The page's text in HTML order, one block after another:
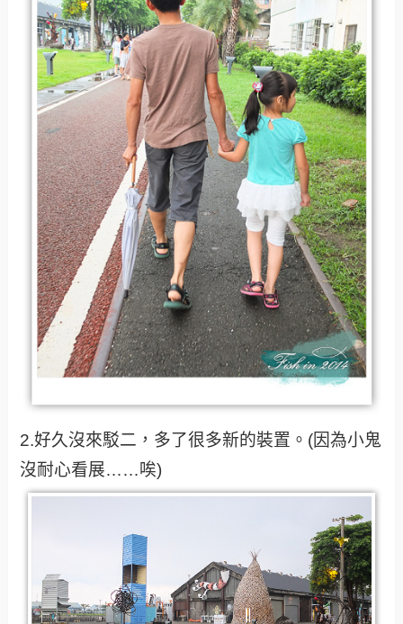
2.好久沒來駁二，多了很多新的裝置。(因為小鬼
沒耐心看展……唉)